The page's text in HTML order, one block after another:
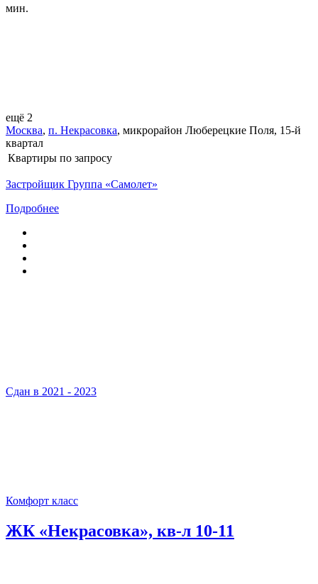
мин.
ещё 2
Москва, п. Некрасовка, микрорайон Люберецкие Поля, 15-й
квартал
Квартиры по запросу
Застройщик Группа «Самолет»
Подробнее
Сдан в 2021 - 2023
Комфорт класс
ЖК «Некрасовка», кв-л 10-11